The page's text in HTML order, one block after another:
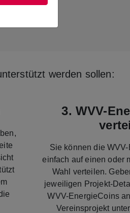
werden sollen:
3. WVV-
Sie können die
einfach auf einen oder
Wahl verteilen.
jeweiligen Projekt-
WVV-EnergieCoins
Vereinsprojekt